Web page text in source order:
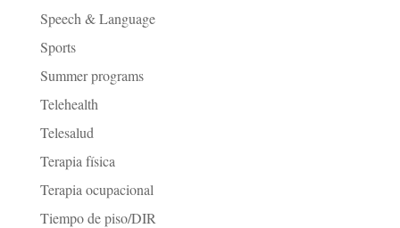
Speech & Language
Sports
Summer programs
Telehealth
Telesalud
Terapia física
Terapia ocupacional
Tiempo de piso/DIR